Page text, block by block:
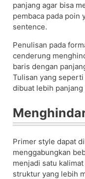
panjang agar bisa
pembaca pada poin
sentence.
Penulisan pada
cenderung
baris dengan
Tulisan yang
dibuat lebih
Primer style dapat
menggabungkan
menjadi satu
struktur yang lebih